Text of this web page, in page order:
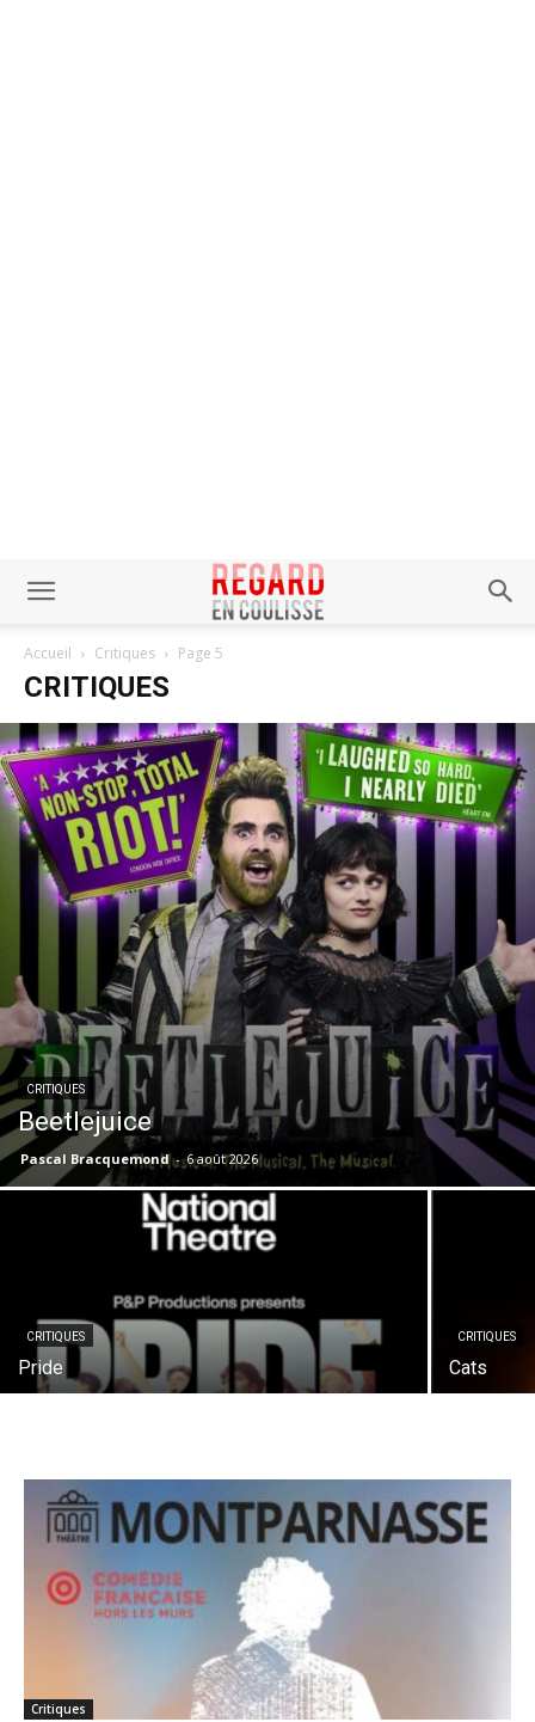
Accueil Critiques Page 5
CRITIQUES
CRITIQUES
Beetlejuice
Pascal Bracquemond - 6 août 2026
CRITIQUES
Pride
CRITIQUES
Cats
Critiques